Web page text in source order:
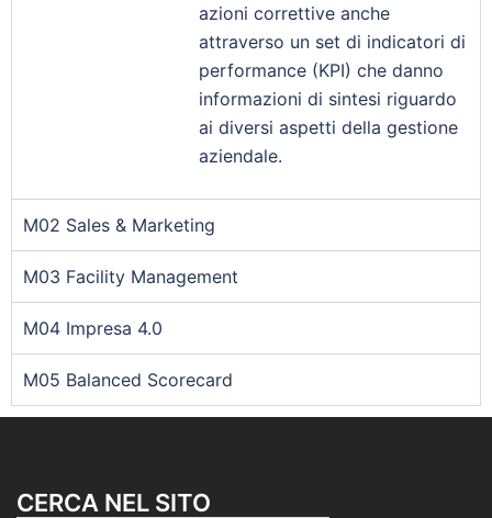
azioni correttive anche
attraverso un set di indicatori di
performance (KPI) che danno
informazioni di sintesi riguardo
ai diversi aspetti della gestione
aziendale.
M02 Sales & Marketing
M03 Facility Management
M04 Impresa 4.0
M05 Balanced Scorecard
CERCA NEL SITO